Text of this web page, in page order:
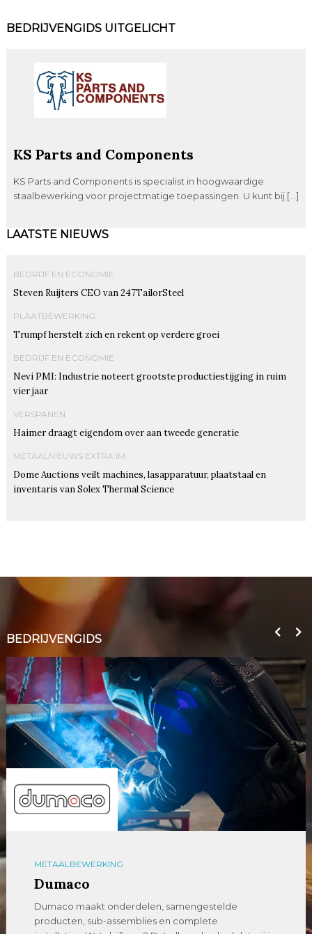
BEDRIJVENGIDS UITGELICHT
KS Parts and Components
KS Parts and Components is specialist in hoogwaardige
staalbewerking voor projectmatige toepassingen. U kunt bij […]
LAATSTE NIEUWS
BEDRIJF EN ECONOMIE
Steven Ruijters CEO van 247TailorSteel
PLAATBEWERKING
Trumpf herstelt zich en rekent op verdere groei
BEDRIJF EN ECONOMIE
Nevi PMI: Industrie noteert grootste productiestijging in ruim
vier jaar
VERSPANEN
Haimer draagt eigendom over aan tweede generatie
METAALNIEUWS EXTRA IM
Dome Auctions veilt machines, lasapparatuur, plaatstaal en
inventaris van Solex Thermal Science
BEDRIJVENGIDS
METAALBEWERKING
Dumaco
Dumaco maakt onderdelen, samengestelde
producten, sub-assemblies en complete